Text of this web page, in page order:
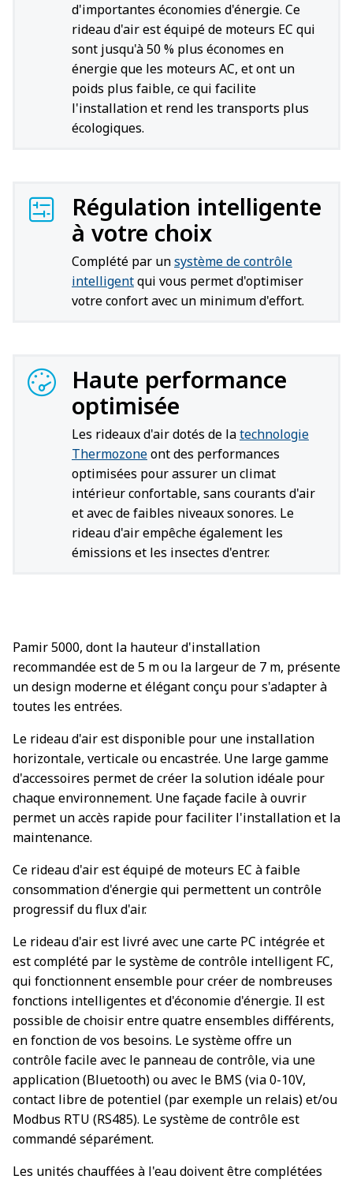
d'importantes économies d'énergie. Ce
rideau d'air est équipé de moteurs EC qui
sont jusqu'à 50 % plus économes en
énergie que les moteurs AC, et ont un
poids plus faible, ce qui facilite
l'installation et rend les transports plus
écologiques.
Régulation intelligente
à votre choix
Complété par unsystème de contrôle
intelligentqui vous permet d'optimiser
votre confort avec un minimum d'effort.
Haute performance
optimisée
Les rideaux d'air dotés de latechnologie
Thermozoneont des performances
optimisées pour assurer un climat
intérieur confortable, sans courants d'air
et avec de faibles niveaux sonores. Le
rideau d'air empêche également les
émissions et les insectes d'entrer.
Pamir 5000, dont la hauteur d'installation
recommandée est de 5 m ou la largeur de 7 m, présente
un design moderne et élégant conçu pour s'adapter à
toutes les entrées.
Le rideau d'air est disponible pour une installation
horizontale, verticale ou encastrée. Une large gamme
d'accessoires permet de créer la solution idéale pour
chaque environnement. Une façade facile à ouvrir
permet un accès rapide pour faciliter l'installation et la
maintenance.
Ce rideau d'air est équipé de moteurs EC à faible
consommation d'énergie qui permettent un contrôle
progressif du flux d'air.
Le rideau d'air est livré avec une carte PC intégrée et
est complété par le système de contrôle intelligent FC,
qui fonctionnent ensemble pour créer de nombreuses
fonctions intelligentes et d'économie d'énergie. Il est
possible de choisir entre quatre ensembles différents,
en fonction de vos besoins. Le système offre un
contrôle facile avec le panneau de contrôle, via une
application (Bluetooth) ou avec le BMS (via 0-10V,
contact libre de potentiel (par exemple un relais) et/ou
Modbus RTU (RS485). Le système de contrôle est
commandé séparément.
Les unités chauffées à l'eau doivent être complétées